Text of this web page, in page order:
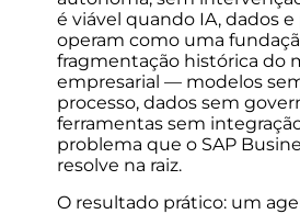
é viável quando IA, dados
operam como uma
fragmentação histórica do
empresarial — modelos
processo, dados sem
ferramentas sem
problema que o SAP
resolve na raiz.
O resultado prático: um